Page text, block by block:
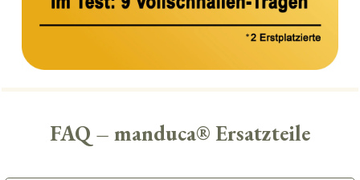
FAQ – manduca® Ersatzteile